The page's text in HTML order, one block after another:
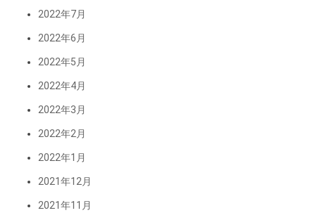
2022年7月
2022年6月
2022年5月
2022年4月
2022年3月
2022年2月
2022年1月
2021年12月
2021年11月